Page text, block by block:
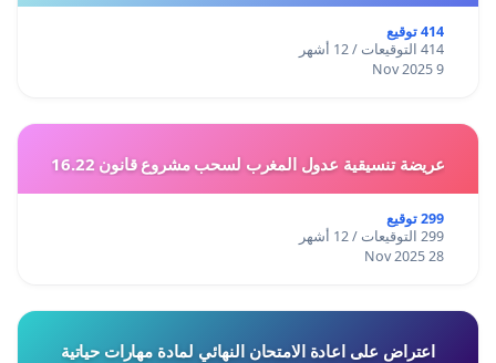
414 توقيع
414 التوقيعات / 12 أشهر
9 Nov 2025
عريضة تنسيقية عدول المغرب لسحب مشروع قانون 16.22
299 توقيع
299 التوقيعات / 12 أشهر
28 Nov 2025
اعتراض على اعادة الامتحان النهائي لمادة مهارات حياتية